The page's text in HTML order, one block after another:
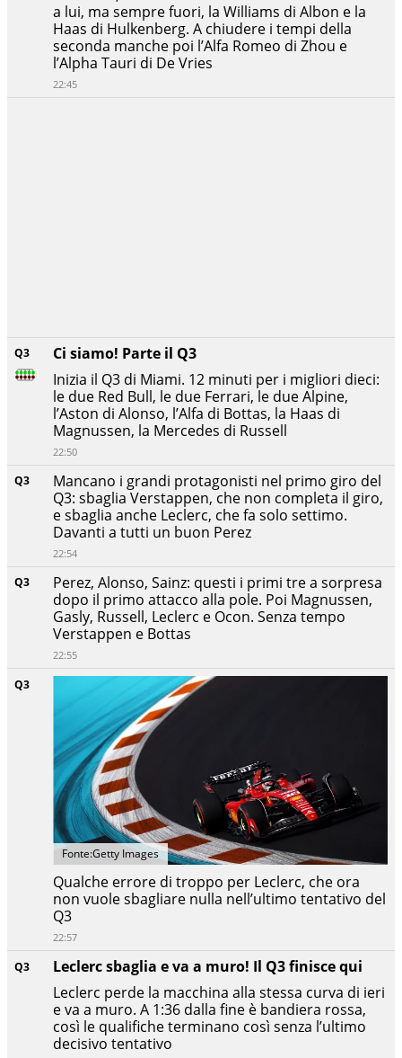
Q3
Leclerc sbaglia e va a muro! Il Q3 finisce qui
Leclerc perde la macchina alla stessa curva di ieri
e va a muro. A 1:36 dalla fine è bandiera rossa,
così le qualifiche terminano così senza l’ultimo
decisivo tentativo
Q3
Fonte:Getty Images
Qualche errore di troppo per Leclerc, che ora
non vuole sbagliare nulla nell’ultimo tentativo del
Q3
22:57
Q3
Perez, Alonso, Sainz: questi i primi tre a sorpresa
dopo il primo attacco alla pole. Poi Magnussen,
Gasly, Russell, Leclerc e Ocon. Senza tempo
Verstappen e Bottas
22:55
Q3
Mancano i grandi protagonisti nel primo giro del
Q3: sbaglia Verstappen, che non completa il giro,
e sbaglia anche Leclerc, che fa solo settimo.
Davanti a tutti un buon Perez
22:54
Q3
Ci siamo! Parte il Q3
Inizia il Q3 di Miami. 12 minuti per i migliori dieci:
le due Red Bull, le due Ferrari, le due Alpine,
l’Aston di Alonso, l’Alfa di Bottas, la Haas di
Magnussen, la Mercedes di Russell
22:50
a lui, ma sempre fuori, la Williams di Albon e la
Haas di Hulkenberg. A chiudere i tempi della
seconda manche poi l’Alfa Romeo di Zhou e
l’Alpha Tauri di De Vries
22:45